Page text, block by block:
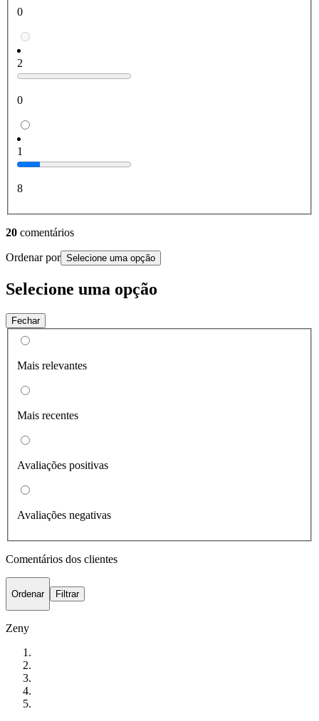
0
2
0
1
8
20 comentários
Ordenar por Selecione uma opção
Selecione uma opção
Fechar
Mais relevantes
Mais recentes
Avaliações positivas
Avaliações negativas
Comentários dos clientes
Ordenar Filtrar
Zeny